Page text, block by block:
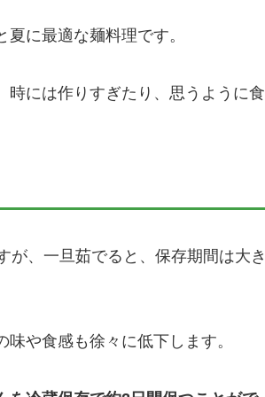
に最適な麺料理です。
時には作りすぎたり、思うように食
が、一旦茹でると、保存期間は大き
や食感も徐々に低下します。